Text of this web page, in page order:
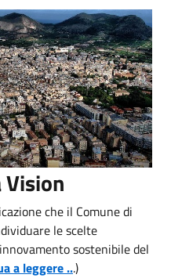
Vision
che il Comune di
le scelte
sostenibile del
a leggere ...)